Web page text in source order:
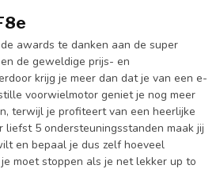
awards te danken aan de super
de geweldige prijs- en
krijg je meer dan dat je van een e-
voorwielmotor geniet je nog meer
terwijl je profiteert van een heerlijke
liefst 5 ondersteuningsstanden maak jij
en bepaal je dus zelf hoeveel
moet stoppen als je net lekker up to